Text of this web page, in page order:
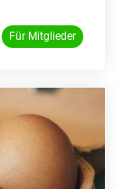
Für Mitglieder